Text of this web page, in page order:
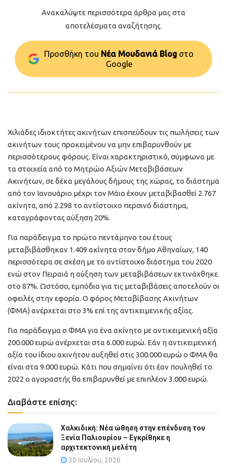
Ανακαλύψτε περισσότερα άρθρα μας στα
αποτελέσματα αναζήτησης.
Προσθήκη του Νέα Μουδανιά Blog στo
Google
Χιλιάδες ιδιοκτήτες ακινήτων επισπεύδουν τις πωλήσεις των
ακινήτων τους προκειμένου να μην επιβαρυνθούν με
περισσότερους φόρους. Είναι χαρακτηριστικό, σύμφωνα με
τα στοιχεία από το Μητρώο Αξιών Μεταβιβάσεων
Ακινήτων, σε δέκα μεγάλους δήμους της χώρας, το διάστημα
από τον Ιανουάριο μέχρι τον Μάιο έχουν μεταβιβασθεί 2.767
ακίνητα, από 2.298 το αντίστοιχο περσινό διάστημα,
καταγράφοντας αύξηση 20%.
Για παράδειγμα το πρώτο πεντάμηνο του έτους
μεταβιβάσθηκαν 1.409 ακίνητα στον δήμο Αθηναίων, 140
περισσότερα σε σχέση με το αντίστοιχο διάστημα του 2020
ενώ στον Πειραιά η αύξηση των μεταβιβάσεων εκτινάχθηκε
στο 87%. Ωστόσο, εμπόδιο για τις μεταβιβάσεις αποτελούν οι
οφειλές στην εφορία. Ο φόρος Μεταβίβασης Ακινήτων
(ΦΜΑ) ανέρχεται στο 3% επί της αντικειμενικής αξίας.
Για παράδειγμα ο ΦΜΑ για ένα ακίνητο με αντικειμενική αξία
200.000 ευρώ ανέρχεται στα 6.000 ευρώ. Εάν η αντικειμενική
αξία του ίδιου ακινήτου αυξηθεί στις 300.000 ευρώ ο ΦΜΑ θα
είναι στα 9.000 ευρώ. Κάτι που σημαίνει ότι έαν πουληθεί το
2022 ο αγοραστής θα επιβαρυνθεί με επιπλέον 3.000 ευρώ.
Διαβάστε επίσης:
Χαλκιδική: Νέα ώθηση στην επένδυση του
Ξενία Παλιουρίου – Εγκρίθηκε η
αρχιτεκτονική μελέτη
30 Ιουλίου, 2026